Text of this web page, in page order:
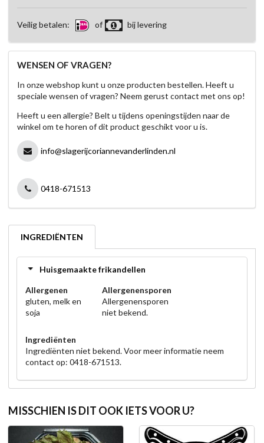
Veilig betalen: of bij levering
WENSEN OF VRAGEN?
In onze webshop kunt u onze producten bestellen. Heeft u
speciale wensen of vragen? Neem gerust contact met ons op!
Heeft u een allergie? Belt u tijdens openingstijden naar de
winkel om te horen of dit product geschikt voor u is.
info@slagerijcoriannevanderlinden.nl
0418-671513
INGREDIËNTEN
Huisgemaakte frikandellen
Allergenen
gluten, melk en
soja
Allergenensporen
Allergenensporen
niet bekend.
Ingrediënten
Ingrediënten niet bekend. Voor meer informatie neem
contact op: 0418-671513.
MISSCHIEN IS DIT OOK IETS VOOR U?